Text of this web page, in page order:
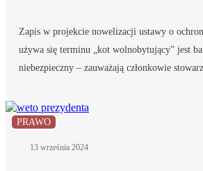
Zapis w projekcie nowelizacji ustawy o
używa się terminu „kot wolnobytujący” jest
niebezpieczny – zauważają członkowie
PRAWO
13 września 2024